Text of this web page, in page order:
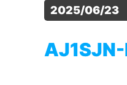
2025/06/23